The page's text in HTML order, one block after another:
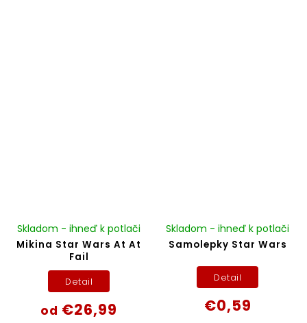
Mikina Star Wars At At
Fail
Skladom - ihneď k potlači
od €26,99
Detail
Samolepky Star Wars
Skladom - ihneď k potlači
€0,59
Detail